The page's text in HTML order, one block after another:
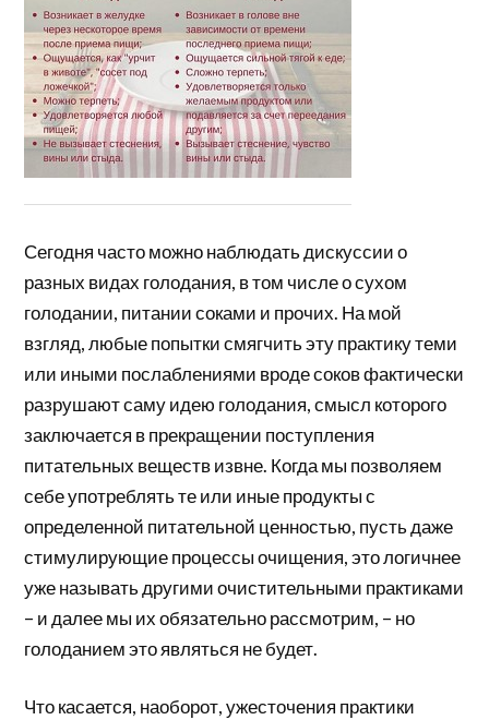
Сегодня часто можно наблюдать дискуссии о
разных видах голодания, в том числе о сухом
голодании, питании соками и прочих. На мой
взгляд, любые попытки смягчить эту практику теми
или иными послаблениями вроде соков фактически
разрушают саму идею голодания, смысл которого
заключается в прекращении поступления
питательных веществ извне. Когда мы позволяем
себе употреблять те или иные продукты с
определенной питательной ценностью, пусть даже
стимулирующие процессы очищения, это логичнее
уже называть другими очистительными практиками
– и далее мы их обязательно рассмотрим, – но
голоданием это являться не будет.
Что касается, наоборот, ужесточения практики